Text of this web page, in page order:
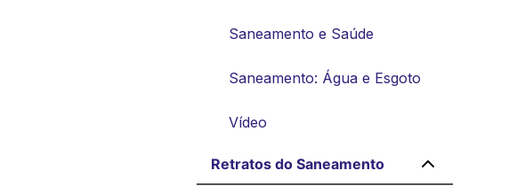
Saneamento e Saúde
Saneamento: Água e Esgoto
Vídeo
Retratos do Saneamento